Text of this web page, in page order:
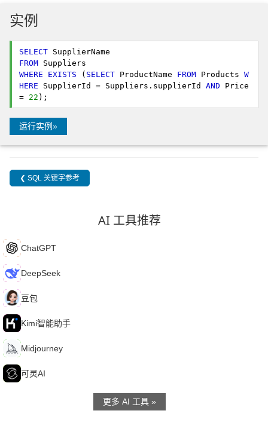
实例
SELECT
FROM
WHERE
EXISTS ( SELECT ProductName FROM Products W
HERE SupplierId = Suppliers.supplierId AND Price
= 22 );
运行实例»
❮ SQL 关键字参考
AI 工具推荐
C ChatGPT
D DeepSeek
豆 豆包
K Kimi智能助手
M Midjourney
可 可灵AI
更多 AI 工具 »